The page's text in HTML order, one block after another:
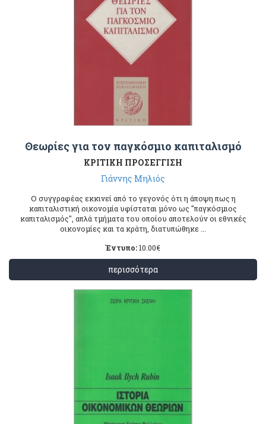
Θεωρίες για τον παγκόσμιο καπιταλισμό
ΚΡΙΤΙΚΗ ΠΡΟΣΕΓΓΙΣΗ
Γιάννης Μηλιός
Ο συγγραφέας εκκινεί από το γεγονός ότι η άποψη πως η
καπιταλιστική οικονομία υφίσταται μόνο ως "παγκόσμιος
καπιταλισμός", απλά τμήματα του οποίου αποτελούν οι εθνικές
οικονομίες και τα κράτη, διατυπώθηκε ...
Έντυπο:10.00€
περισσότερα